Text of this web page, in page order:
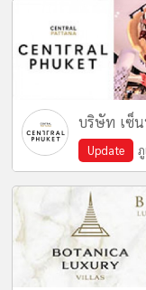
บริษัท เซ็
Update